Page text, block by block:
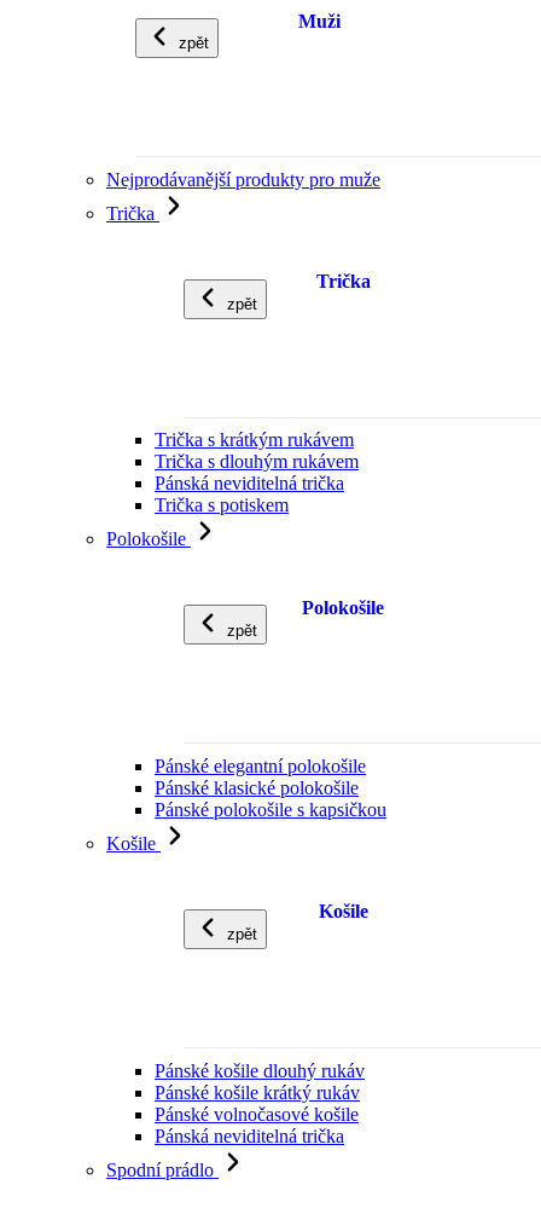
zpět
Muži
Nejprodávanější produkty pro muže
Trička
zpět
Trička
Trička s krátkým rukávem
Trička s dlouhým rukávem
Pánská neviditelná trička
Trička s potiskem
Polokošile
zpět
Polokošile
Pánské elegantní polokošile
Pánské klasické polokošile
Pánské polokošile s kapsičkou
Košile
zpět
Košile
Pánské košile dlouhý rukáv
Pánské košile krátký rukáv
Pánské volnočasové košile
Pánská neviditelná trička
Spodní prádlo